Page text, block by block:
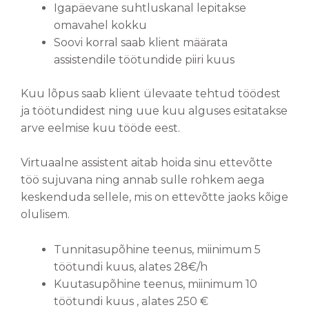
Igapäevane suhtluskanal lepitakse
omavahel kokku
Soovi korral saab klient määrata
assistendile töötundide piiri kuus
Kuu lõpus saab klient ülevaate tehtud töödest
ja töötundidest ning uue kuu alguses esitatakse
arve eelmise kuu tööde eest.
Virtuaalne assistent aitab hoida sinu ettevõtte
töö sujuvana ning annab sulle rohkem aega
keskenduda sellele, mis on ettevõtte jaoks kõige
olulisem.
Tunnitasupõhine teenus, miinimum 5
töötundi kuus, alates 28€/h
Kuutasupõhine teenus, miinimum 10
töötundi kuus , alates 250 €